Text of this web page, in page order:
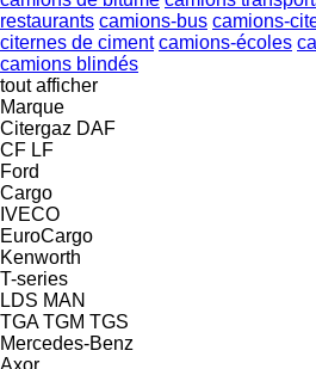
restaurants camions-bus camions-
citernes de ciment camions-écoles
camions blindés
tout afficher
Marque
Citergaz DAF
CF LF
Ford
Cargo
IVECO
EuroCargo
Kenworth
T-series
LDS MAN
TGA TGM TGS
Mercedes-Benz
Axor